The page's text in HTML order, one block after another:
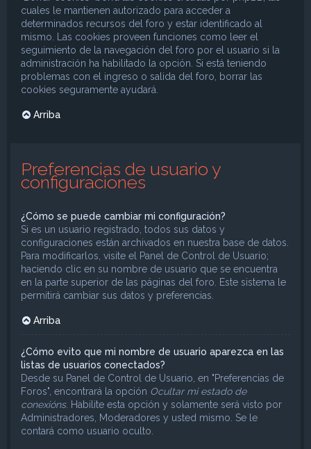
cuales le mantienen autorizado para acceder a
determinados recursos del foro y estar identificado al
mismo. Las cookies proveen funciones como leer el
seguimiento de la navegación del foro por el usuario si la
administración ha habilitado la opción. Si está teniendo
problemas con el ingreso o salida del foro, borrar las
cookies seguramente ayudará.
Arriba
Preferencias de usuario y
configuraciones
¿Cómo se puede cambiar mi configuración?
Si es un usuario registrado, todos sus datos y
configuraciones están archivados en nuestra base de datos.
Para modificarlos, visite el Panel de Control de Usuario;
haciendo clic en su nombre de usuario que se encuentra
en la parte superior de las páginas del foro. Este sistema le
permitirá cambiar sus datos y preferencias.
Arriba
¿Cómo evito que mi nombre de usuario aparezca en las
listas de usuarios conectados?
Desde su Panel de Control de Usuario, en "Preferencias de
Foros", encontrará la opción Ocultar mi estado de
conexións. Habilite esta opción y solamente será visto por
Administradores, Moderadores y usted mismo. Se le
contará como usuario oculto.